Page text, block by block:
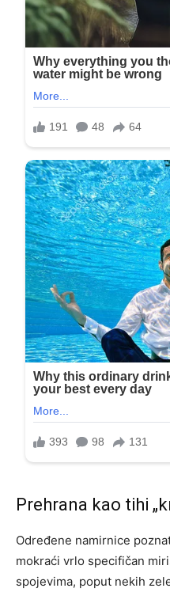
Prehrana kao tihi
Određene namirnice
mokraći vrlo specifičan
spojevima, poput nekih